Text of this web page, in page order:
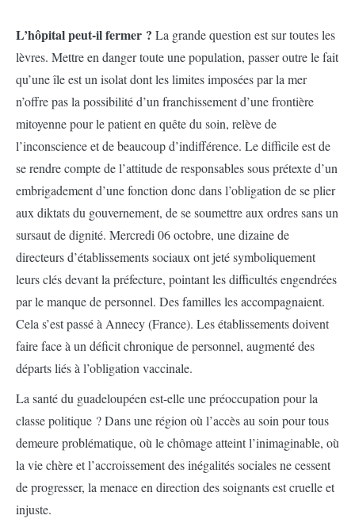
L’hôpital peut-il fermer ? La grande question est sur toutes les
lèvres. Mettre en danger toute une population, passer outre le fait
qu’une île est un isolat dont les limites imposées par la mer
n’offre pas la possibilité d’un franchissement d’une frontière
mitoyenne pour le patient en quête du soin, relève de
l’inconscience et de beaucoup d’indifférence. Le difficile est de
se rendre compte de l’attitude de responsables sous prétexte d’un
embrigadement d’une fonction donc dans l’obligation de se plier
aux diktats du gouvernement, de se soumettre aux ordres sans un
sursaut de dignité. Mercredi 06 octobre, une dizaine de
directeurs d’établissements sociaux ont jeté symboliquement
leurs clés devant la préfecture, pointant les difficultés engendrées
par le manque de personnel. Des familles les accompagnaient.
Cela s’est passé à Annecy (France). Les établissements doivent
faire face à un déficit chronique de personnel, augmenté des
départs liés à l’obligation vaccinale.
La santé du guadeloupéen est-elle une préoccupation pour la
classe politique ? Dans une région où l’accès au soin pour tous
demeure problématique, où le chômage atteint l’inimaginable, où
la vie chère et l’accroissement des inégalités sociales ne cessent
de progresser, la menace en direction des soignants est cruelle et
injuste.